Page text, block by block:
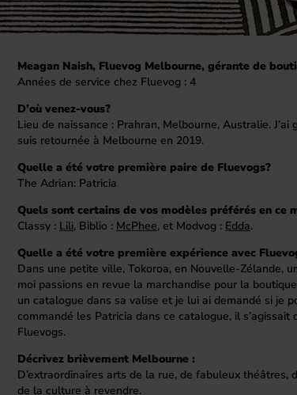
Meagan Naish, Fluevog Melbourne, gérante de
Années de service chez Fluevog : 4
D’où venez-vous?
Lieu de naissance : Prahran, Melbourne, Australie.
suis retournée à Melbourne en 2019.
Quelle a été votre première paire de Fluevogs?
The Adrian: Patricia
Quels sont certains de vos modèles préférés en ce
Classy : Lili, Biblio : McPhee, et Modvog : Edda.
Quelle a été votre première expérience avec
Dans une petite ville, Tokoroa, en Nouvelle-Zélande,
moi passions en revue la marchandise pour la
un catalogue dans sa valise et je lui ai demandé si je
commandé les Patricia dans ce catalogue, il
Fluevogs.
Décrivez brièvement Melbourne :
D’extraordinaires arts de la rue, de fabuleux théâtres,
de la culture à revendre.